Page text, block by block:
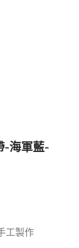
-海軍藍-
工製作